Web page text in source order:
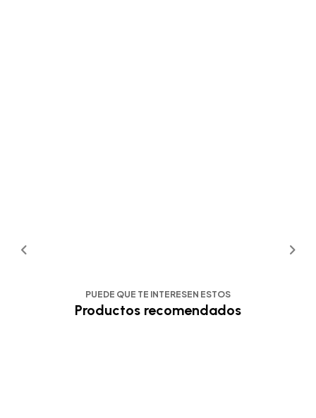
PUEDE QUE TE INTERESEN ESTOS
Productos recomendados